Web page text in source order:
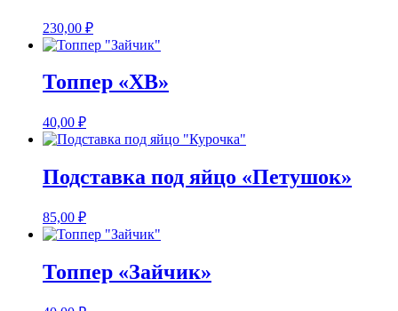
230,00 ₽
Топпер «ХВ»
40,00 ₽
Подставка под яйцо «Петушок»
85,00 ₽
Топпер «Зайчик»